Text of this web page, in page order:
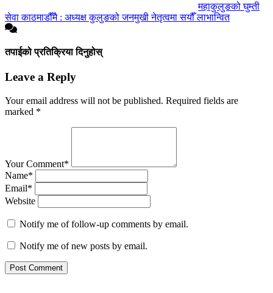
महाकुलुङको घुम्ती
सेवा काठमाडौँमै : अध्यक्ष कुलुङको जनमुखी नेतृत्वमा सयौँ लाभान्वित
तपाईको प्रतिक्रिया दिनुहोस्
Leave a Reply
Your email address will not be published. Required fields are
marked *
Your Comment*
Name*
Email*
Website
Notify me of follow-up comments by email.
Notify me of new posts by email.